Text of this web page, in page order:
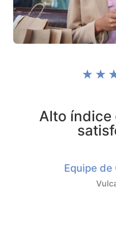
☆ ☆
Alto índice
Equipe de